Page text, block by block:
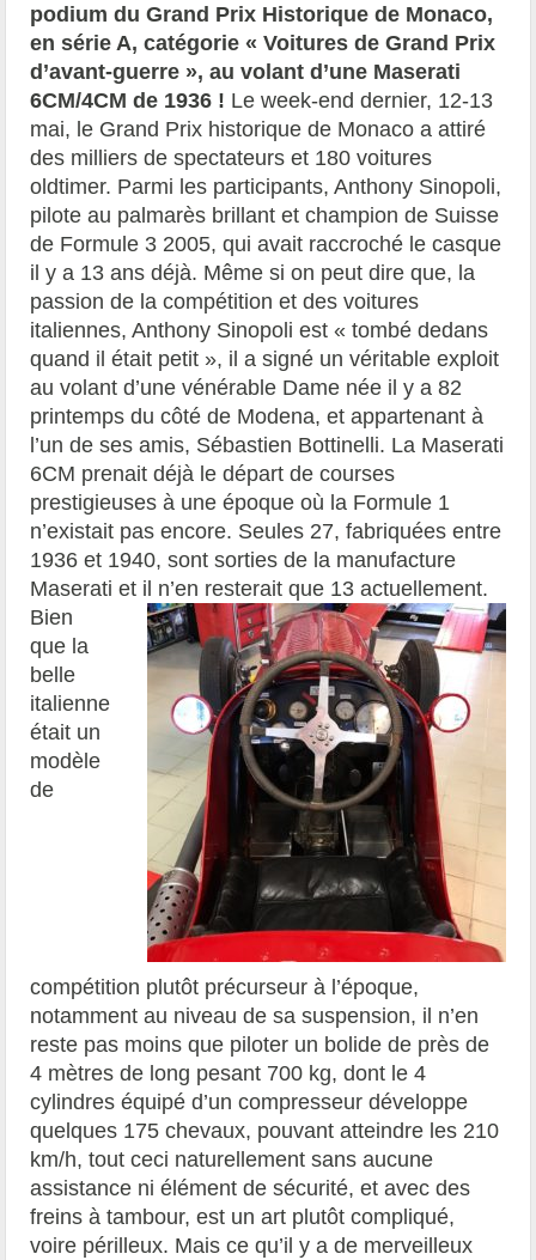
podium du Grand Prix Historique de Monaco,
en série A, catégorie « Voitures de Grand Prix
d’avant-guerre », au volant d’une Maserati
6CM/4CM de 1936 ! Le week-end dernier, 12-13
mai, le Grand Prix historique de Monaco a attiré
des milliers de spectateurs et 180 voitures
oldtimer. Parmi les participants, Anthony Sinopoli,
pilote au palmarès brillant et champion de Suisse
de Formule 3 2005, qui avait raccroché le casque
il y a 13 ans déjà. Même si on peut dire que, la
passion de la compétition et des voitures
italiennes, Anthony Sinopoli est « tombé dedans
quand il était petit », il a signé un véritable exploit
au volant d’une vénérable Dame née il y a 82
printemps du côté de Modena, et appartenant à
l’un de ses amis, Sébastien Bottinelli. La Maserati
6CM prenait déjà le départ de courses
prestigieuses à une époque où la Formule 1
n’existait pas encore. Seules 27, fabriquées entre
1936 et 1940, sont sorties de la manufacture
Maserati et il n’en resterait que 13 actuellement.
Bien
que la
belle
italienne
était un
modèle
de
compétition plutôt précurseur à l’époque,
notamment au niveau de sa suspension, il n’en
reste pas moins que piloter un bolide de près de
4 mètres de long pesant 700 kg, dont le 4
cylindres équipé d’un compresseur développe
quelques 175 chevaux, pouvant atteindre les 210
km/h, tout ceci naturellement sans aucune
assistance ni élément de sécurité, et avec des
freins à tambour, est un art plutôt compliqué,
voire périlleux. Mais ce qu’il y a de merveilleux